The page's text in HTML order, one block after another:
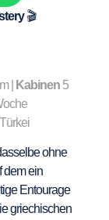
🎬
| Kabinen5
ohne
dem ein
Entourage
griechischen